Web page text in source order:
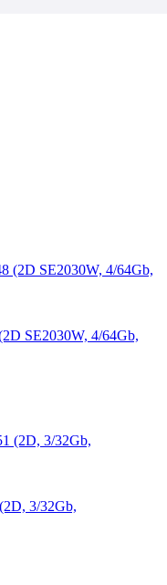
SE2030W, 4/64Gb,
3/32Gb,